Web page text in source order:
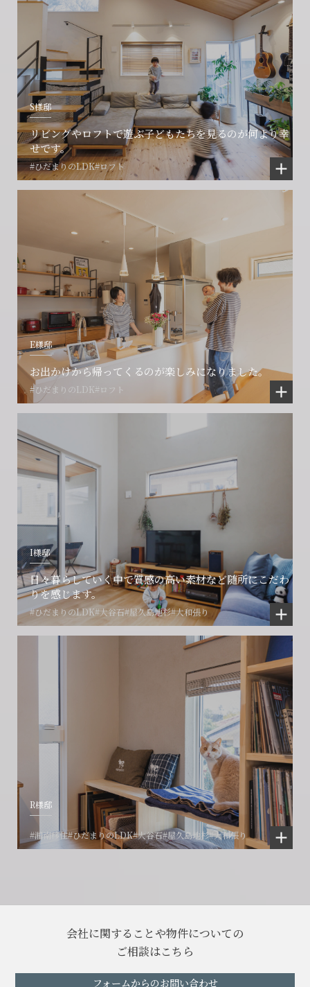
S様邸
リビングやロフトで遊ぶ子どもたちを見るのが何より幸
せです。
#ひだまりのLDK#ロフト
E様邸
お出かけから帰ってくるのが楽しみになりました。
#ひだまりのLDK#ロフト
I様邸
日々暮らしていく中で質感の高い素材など随所にこだわ
りを感じます。
#ひだまりのLDK#大谷石#屋久島地杉#大和張り
R様邸
#湘南移住#ひだまりのLDK#大谷石#屋久島地杉#大和張り
会社に関することや物件についての
ご相談はこちら
フォームからのお問い合わせ